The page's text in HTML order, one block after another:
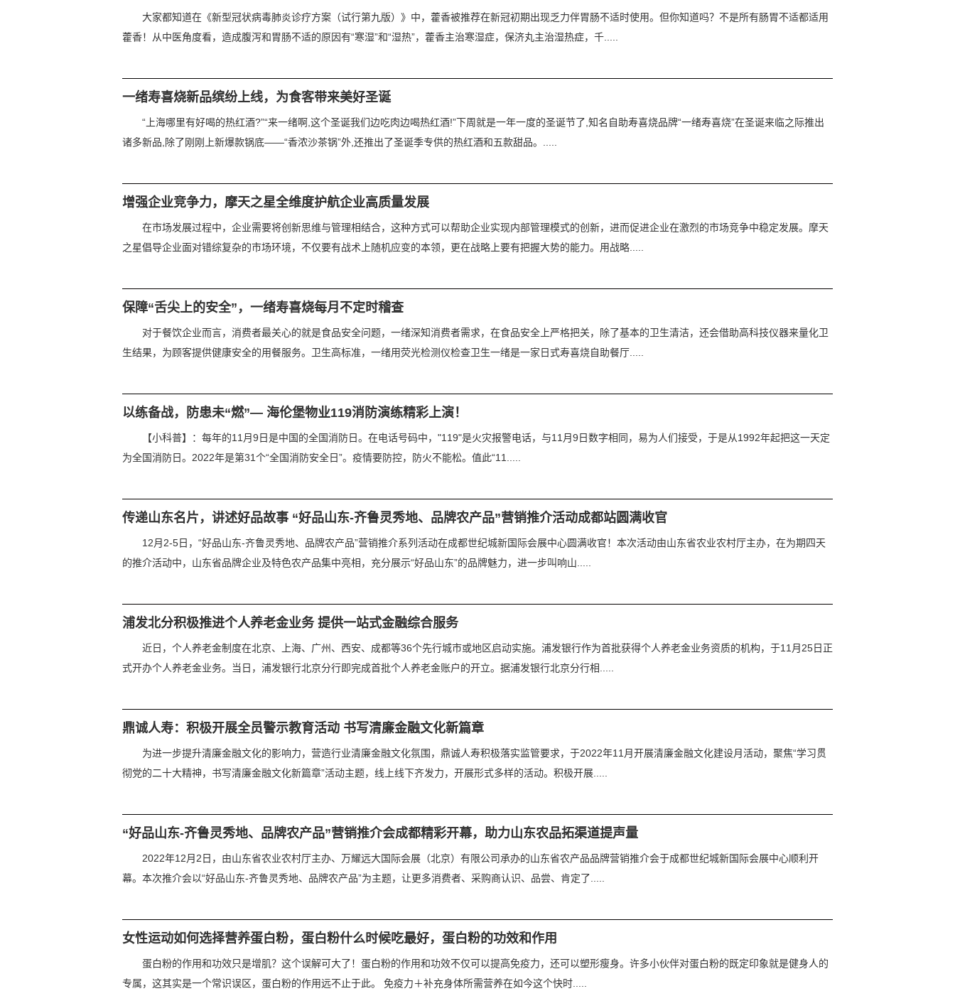
大家都知道在《新型冠状病毒肺炎诊疗方案（试行第九版）》中，藿香被推荐在新冠初期出现乏力伴胃肠不适时使用。但你知道吗？不是所有肠胃不适都适用
藿香！从中医角度看，造成腹泻和胃肠不适的原因有“寒湿”和“湿热”，藿香主治寒湿症，保济丸主治湿热症，千.....
一绪寿喜烧新品缤纷上线，为食客带来美好圣诞
“上海哪里有好喝的热红酒?”“来一绪啊,这个圣诞我们边吃肉边喝热红酒!”下周就是一年一度的圣诞节了,知名自助寿喜烧品牌“一绪寿喜烧”在圣诞来临之际推出
诸多新品,除了刚刚上新爆款锅底——“香浓沙茶锅”外,还推出了圣诞季专供的热红酒和五款甜品。.....
增强企业竞争力，摩天之星全维度护航企业高质量发展
在市场发展过程中，企业需要将创新思维与管理相结合，这种方式可以帮助企业实现内部管理模式的创新，进而促进企业在激烈的市场竞争中稳定发展。摩天
之星倡导企业面对错综复杂的市场环境，不仅要有战术上随机应变的本领，更在战略上要有把握大势的能力。用战略.....
保障“舌尖上的安全”，一绪寿喜烧每月不定时稽查
对于餐饮企业而言，消费者最关心的就是食品安全问题，一绪深知消费者需求，在食品安全上严格把关，除了基本的卫生清洁，还会借助高科技仪器来量化卫
生结果，为顾客提供健康安全的用餐服务。卫生高标准，一绪用荧光检测仪检查卫生一绪是一家日式寿喜烧自助餐厅.....
以练备战，防患未“燃”— 海伦堡物业119消防演练精彩上演！
【小科普】：每年的11月9日是中国的全国消防日。在电话号码中，"119"是火灾报警电话，与11月9日数字相同，易为人们接受，于是从1992年起把这一天定
为全国消防日。2022年是第31个“全国消防安全日”。疫情要防控，防火不能松。值此“11.....
传递山东名片，讲述好品故事 “好品山东-齐鲁灵秀地、品牌农产品”营销推介活动成都站圆满收官
12月2-5日，“好品山东-齐鲁灵秀地、品牌农产品”营销推介系列活动在成都世纪城新国际会展中心圆满收官！本次活动由山东省农业农村厅主办，在为期四天
的推介活动中，山东省品牌企业及特色农产品集中亮相，充分展示“好品山东”的品牌魅力，进一步叫响山.....
浦发北分积极推进个人养老金业务 提供一站式金融综合服务
近日，个人养老金制度在北京、上海、广州、西安、成都等36个先行城市或地区启动实施。浦发银行作为首批获得个人养老金业务资质的机构，于11月25日正
式开办个人养老金业务。当日，浦发银行北京分行即完成首批个人养老金账户的开立。据浦发银行北京分行相.....
鼎诚人寿：积极开展全员警示教育活动 书写清廉金融文化新篇章
为进一步提升清廉金融文化的影响力，营造行业清廉金融文化氛围，鼎诚人寿积极落实监管要求，于2022年11月开展清廉金融文化建设月活动，聚焦“学习贯
彻党的二十大精神，书写清廉金融文化新篇章”活动主题，线上线下齐发力，开展形式多样的活动。积极开展.....
“好品山东-齐鲁灵秀地、品牌农产品”营销推介会成都精彩开幕，助力山东农品拓渠道提声量
2022年12月2日，由山东省农业农村厅主办、万耀远大国际会展（北京）有限公司承办的山东省农产品品牌营销推介会于成都世纪城新国际会展中心顺利开
幕。本次推介会以“好品山东-齐鲁灵秀地、品牌农产品”为主题，让更多消费者、采购商认识、品尝、肯定了.....
女性运动如何选择营养蛋白粉，蛋白粉什么时候吃最好，蛋白粉的功效和作用
蛋白粉的作用和功效只是增肌？这个误解可大了！蛋白粉的作用和功效不仅可以提高免疫力，还可以塑形瘦身。许多小伙伴对蛋白粉的既定印象就是健身人的
专属，这其实是一个常识误区，蛋白粉的作用远不止于此。 免疫力＋补充身体所需营养在如今这个快时.....